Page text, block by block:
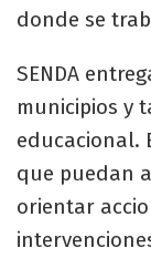
donde se
SENDA
municipios y
educacional.
que puedan
orientar